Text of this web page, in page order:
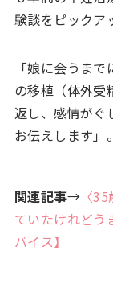
験談をピックア
「娘に会うま
の移植（体外受
返し、感情がぐ
お伝えします」。
関連記事→〈35
ていたけれど
バイス】